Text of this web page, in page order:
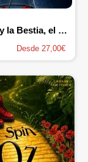
La Bella y la Bestia, el Musical - Teatro Carrión
Desde 27,00€